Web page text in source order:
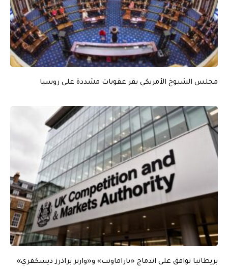
مجلس الشيوخ الأمريكي يقر عقوبات مشددة على روسيا
بريطانيا توافق على اندماج «باراماونت» و«وارنر براذرز ديسكفري»